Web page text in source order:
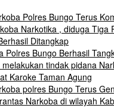
Polres Bungo Terus
Narkotika , diduga Tiga
Ditangkap
Polres Bungo Berhasil
tindak pidana
Karoke Taman Agung
polres Bungo Terus
Narkoba di wilayah